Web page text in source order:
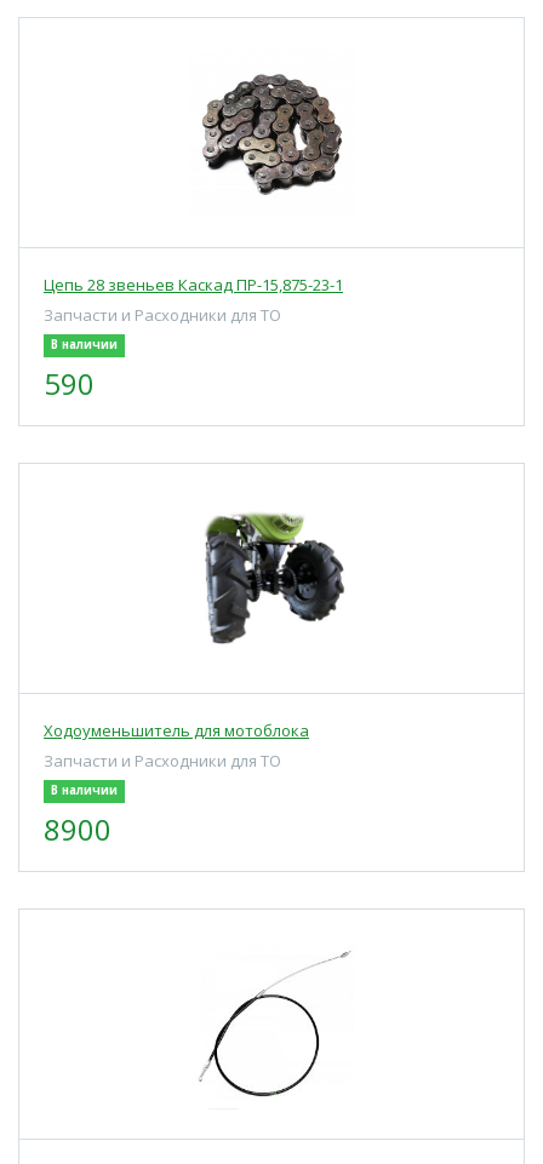
Цепь 28 звеньев Каскад ПР-15,875-23-1
Запчасти и Расходники для ТО
В наличии
590
Ходоуменьшитель для мотоблока
Запчасти и Расходники для ТО
В наличии
8900